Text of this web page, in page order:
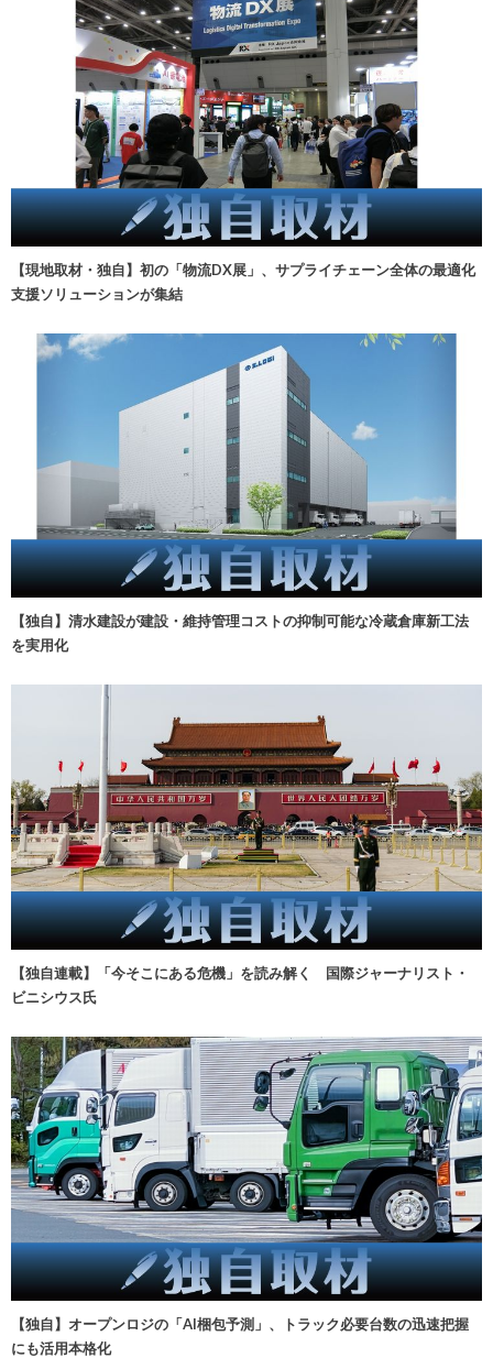
【現地取材・独自】初の「物流DX展」、サプライチェーン全体の最適化
支援ソリューションが集結
【独自】清水建設が建設・維持管理コストの抑制可能な冷蔵倉庫新工法
を実用化
【独自連載】「今そこにある危機」を読み解く 国際ジャーナリスト・
ビニシウス氏
【独自】オープンロジの「AI梱包予測」、トラック必要台数の迅速把握
にも活用本格化